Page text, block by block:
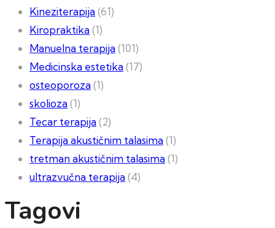
Kineziterapija(61)
Kiropraktika(1)
Manuelna terapija(101)
Medicinska estetika(17)
osteoporoza(1)
skolioza(1)
Tecar terapija(2)
Terapija akustičnim talasima(1)
tretman akustičnim talasima(1)
ultrazvučna terapija(4)
Tagovi